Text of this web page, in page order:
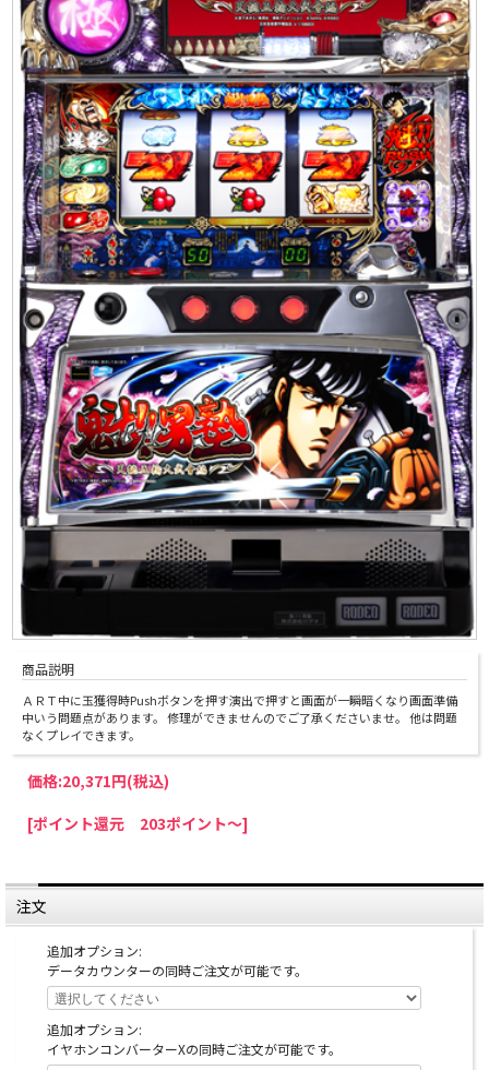
商品説明
ＡＲＴ中に玉獲得時Pushボタンを押す演出で押すと画面が一瞬暗くなり画面準備
中いう問題点があります。 修理ができませんのでご了承くださいませ。 他は問題
なくプレイできます。
価格:20,371円(税込)
[ポイント還元 203ポイント～]
注文
追加オプション:
データカウンターの同時ご注文が可能です。
追加オプション:
イヤホンコンバーターXの同時ご注文が可能です。